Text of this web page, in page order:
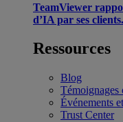
TeamViewer
d’IA par ses clients.
Ressources
Blog
Témoignages
Événements
Trust Center